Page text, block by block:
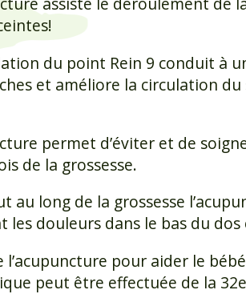
du point Rein 9 conduit à
et améliore la circulation
permet d’éviter et de
de la grossesse.
au long de la grossesse
les douleurs dans le bas du
l’acupuncture pour aider le
peut être effectuée de la